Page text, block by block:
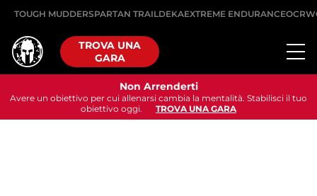
TOUGH MUDDERSPARTAN TRAILDEKAEXTREME ENDURANCE
TROVA UNA
GARA
Non Arrenderti
Avere un obiettivo per cui allenarsi cambia la mentalità. Stabilisci il tuo
obiettivo oggi.
TROVA UNA GARA